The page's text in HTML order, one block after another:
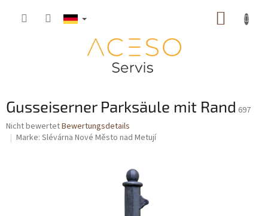
Gusseiserner Parksäule mit Rand 697
Die
durchschnittliche
Nicht bewertetBewertungsdetails
Marke: Slévárna Nové Město nad Metují